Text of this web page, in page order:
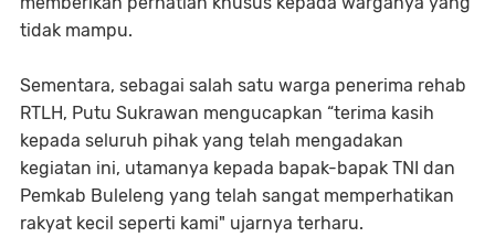
tidak mampu.
Sementara, sebagai salah satu warga penerima rehab
RTLH, Putu Sukrawan mengucapkan “terima kasih
kepada seluruh pihak yang telah mengadakan
kegiatan ini, utamanya kepada bapak-bapak TNI dan
Pemkab Buleleng yang telah sangat memperhatikan
rakyat kecil seperti kami" ujarnya terharu.